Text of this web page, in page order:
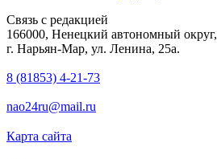
Связь с редакцией
166000, Ненецкий автономный округ,
г. Нарьян-Мар, ул. Ленина, 25а.
8 (81853) 4-21-73
nao24ru@mail.ru
Карта сайта